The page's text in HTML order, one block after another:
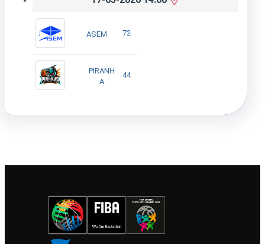
ASEM 72
PIRANH
A
44